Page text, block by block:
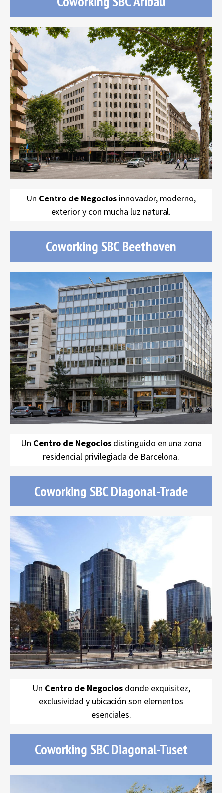
Coworking SBC Aribau
Un Centro de Negocios innovador, moderno,
exterior y con mucha luz natural.
Coworking SBC Beethoven
Coworking
Un Centro de Negociosdistinguido en una zona
residencial privilegiada de Barcelona.
Coworking SBC Diagonal-Trade
Coworking SBC Diagonal-Trade
oficinas
alquiler
Barcelona
Un Centro de Negociosdonde exquisitez,
exclusividad y ubicación son elementos
esenciales.
Coworking SBC Diagonal-Tuset